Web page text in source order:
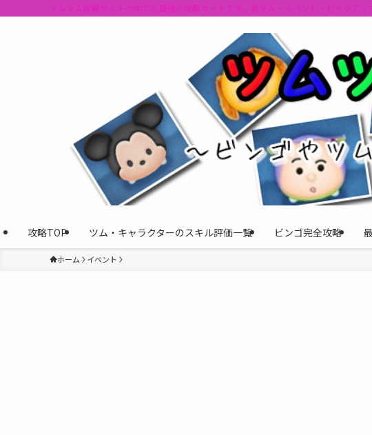
ツムツム攻略サイトの中でも最強の攻略サイトです。新ツム・イベント・ピックア
攻略TOP ツム・キャラクターのスキル評価一覧 ビンゴ完全攻略
ホーム イベント